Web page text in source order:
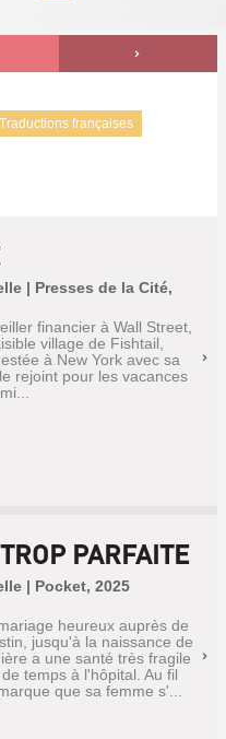
françaises
| Presses de la Cité,
financier à Wall Street,
village de Fishtail,
à New York avec sa
rejoint pour les vacances
PARFAITE
| Pocket, 2025
heureux auprès de
jusqu'à la naissance de
a une santé très fragile
temps à l'hôpital. Au fil
que sa femme s'...